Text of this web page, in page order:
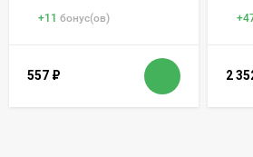
+11 бонус(ов)
557 ₽
+
2